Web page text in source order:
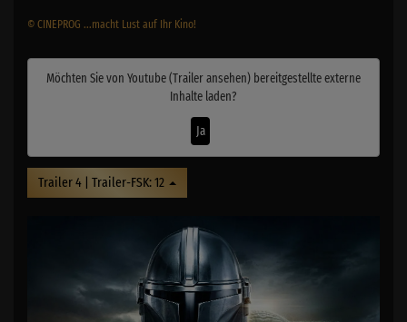
© CINEPROG ...macht Lust auf Ihr Kino!
Möchten Sie von Youtube (Trailer ansehen) bereitgestellte externe
Inhalte laden?
Ja
Trailer 4 | Trailer-FSK: 12